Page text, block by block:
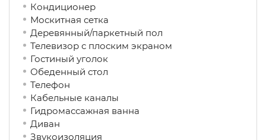
Кондиционер
Москитная сетка
Деревянный/паркетный пол
Телевизор с плоским экраном
Гостиный уголок
Обеденный стол
Телефон
Кабельные каналы
Гидромассажная ванна
Диван
Звукоизоляция